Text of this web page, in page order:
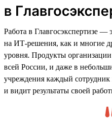
в
Работа в Главгосэкспертизе
на ИТ-решения, как и многие
уровня. Продукты
всей России, и даже в
учреждения каждый
и видит результаты своей